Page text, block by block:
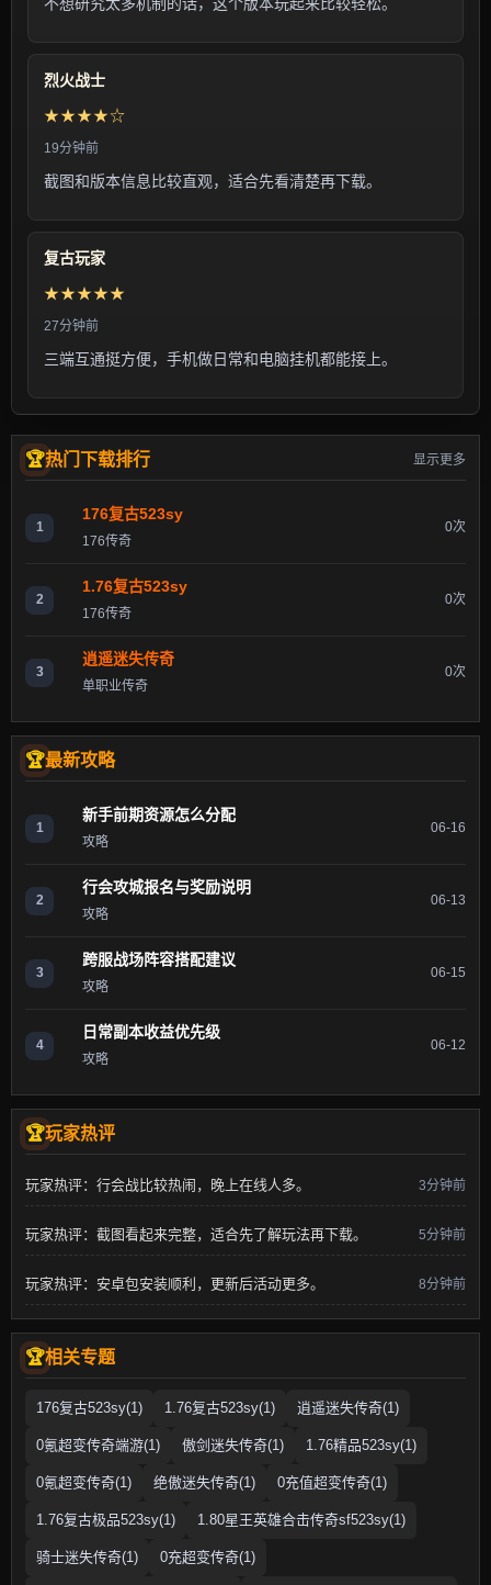
烈火战士
★★★★☆
19分钟前
截图和版本信息比较直观，适合先看清楚再下载。
复古玩家
★★★★★
27分钟前
三端互通挺方便，手机做日常和电脑挂机都能接上。
热门下载排行 显示更多
1
176复古523sy
176传奇
0次
2
1.76复古523sy
176传奇
0次
3
逍遥迷失传奇
单职业传奇
0次
最新攻略
1
新手前期资源怎么分配
攻略
06-16
2
行会攻城报名与奖励说明
攻略
06-13
3
跨服战场阵容搭配建议
攻略
06-15
4
日常副本收益优先级
攻略
06-12
玩家热评
玩家热评：行会战比较热闹，晚上在线人多。 3分钟前
玩家热评：截图看起来完整，适合先了解玩法再下载。 5分钟前
玩家热评：安卓包安装顺利，更新后活动更多。 8分钟前
相关专题
176复古523sy(1) 1.76复古523sy(1) 逍遥迷失传奇(1)
0氪超变传奇端游(1) 傲剑迷失传奇(1) 1.76精品523sy(1)
0氪超变传奇(1) 绝傲迷失传奇(1) 0充值超变传奇(1)
1.76复古极品523sy(1) 1.80星王英雄合击传奇sf523sy(1)
骑士迷失传奇(1) 0充超变传奇(1)